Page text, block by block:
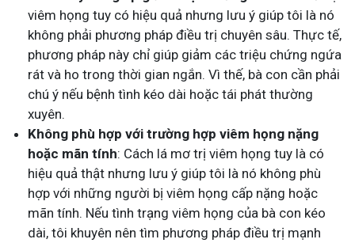
viêm họng tuy có hiệu quả nhưng lưu ý giúp tôi là nó
không phải phương pháp điều trị chuyên sâu. Thực tế,
phương pháp này chỉ giúp giảm các triệu chứng ngứa
rát và ho trong thời gian ngắn. Vì thế, bà con cần phải
chú ý nếu bệnh tình kéo dài hoặc tái phát thường
xuyên.
Không phù hợp với trường hợp viêm họng nặng
hoặc mãn tính: Cách lá mơ trị viêm họng tuy là có
hiệu quả thật nhưng lưu ý giúp tôi là nó không phù
hợp với những người bị viêm họng cấp nặng hoặc
mãn tính. Nếu tình trạng viêm họng của bà con kéo
dài, tôi khuyên nên tìm phương pháp điều trị mạnh